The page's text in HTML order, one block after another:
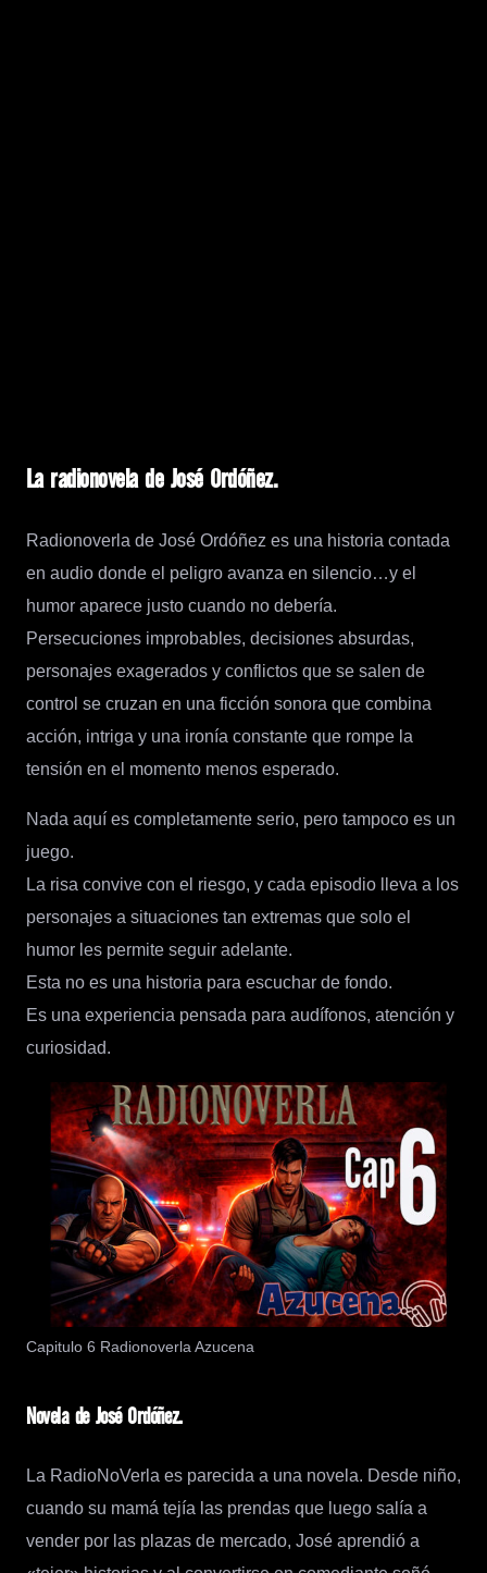
La radionovela de José Ordóñez.
Radionoverla de José Ordóñez es una historia contada
en audio donde el peligro avanza en silencio…y el
humor aparece justo cuando no debería.
Persecuciones improbables, decisiones absurdas,
personajes exagerados y conflictos que se salen de
control se cruzan en una ficción sonora que combina
acción, intriga y una ironía constante que rompe la
tensión en el momento menos esperado.
Nada aquí es completamente serio, pero tampoco es un
juego.
La risa convive con el riesgo, y cada episodio lleva a los
personajes a situaciones tan extremas que solo el
humor les permite seguir adelante.
Esta no es una historia para escuchar de fondo.
Es una experiencia pensada para audífonos, atención y
curiosidad.
Capitulo 6 Radionoverla Azucena
Novela de José Ordóñez.
La RadioNoVerla es parecida a una novela. Desde niño,
cuando su mamá tejía las prendas que luego salía a
vender por las plazas de mercado, José aprendió a